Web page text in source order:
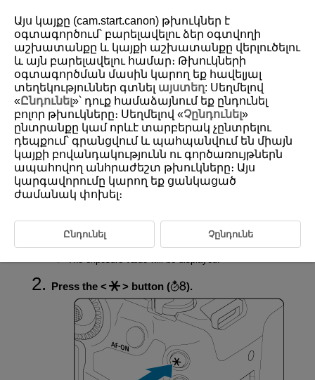
D180-059
Exposure Lock (AE Lock)
Effect of AE Lock
You can lock the exposure when you want to set the focus and exposure
separately or when you will take multiple shots at the same exposure
setting. Press the
button to lock the exposure, then recompose
and take the picture. This is called AE lock. It is effective for shooting
backlit subjects, etc.
Focus on the subject.
Press the shutter button halfway.
The exposure value will be displayed.
Press the button ( ).
Այս կայքը (cam.start.canon) թխուկներ է
օգտագործում՝ բարելավելու ձեր օգտվողի
աշխատանքը և կայքի աշխատանքը վերլուծելու
և այն բարելավելու համար։ Թխուկների
օգտագործման մասին կարող եք հավելյալ
տեղեկություններ գտնել այստեղ: Սեղմելով
«Ընդունել»՝ դուք համաձայնում եք ընդունել
բոլոր թխուկները։ Սեղմելով «Չընդունել»
ընտրանքը կամ որևէ տարբերակ չընտրելու
դեպքում՝ գրանցվում և պահպանվում են միայն
կայքի բովանդակությունն ու գործառույթներն
ապահովող անհրաժեշտ թխուկները։ Այս
կարգավորումը կարող եք ցանկացած
ժամանակ փոխել։
Ընդունել Չընդունե